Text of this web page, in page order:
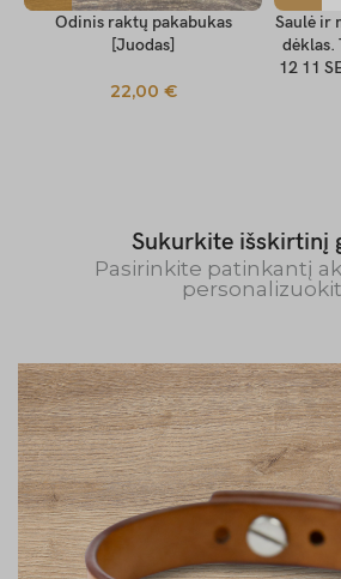
Odinis raktų pakabukas
[Juodas]
22,00 €
Saulė ir
dėklas.
12 11
Sukurkite išskirtinį
Pasirinkite patinkantį